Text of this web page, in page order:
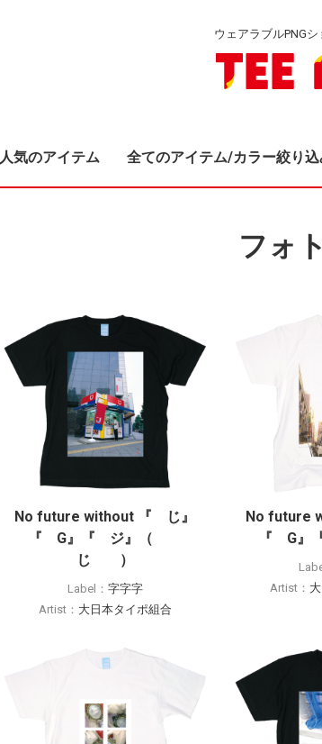
ウェアラブルPNG
人気のアイテム 全てのアイテム/カラー絞り
フォ
No future without 『 じ』
『 G』『 ジ』（
じ ）
Label： 字字字
Artist： 大日本タイポ組合
No future
『 G』
Artist：